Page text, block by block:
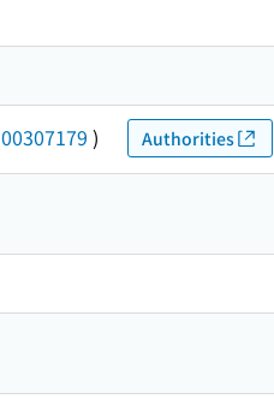
00307179 ) Authorities